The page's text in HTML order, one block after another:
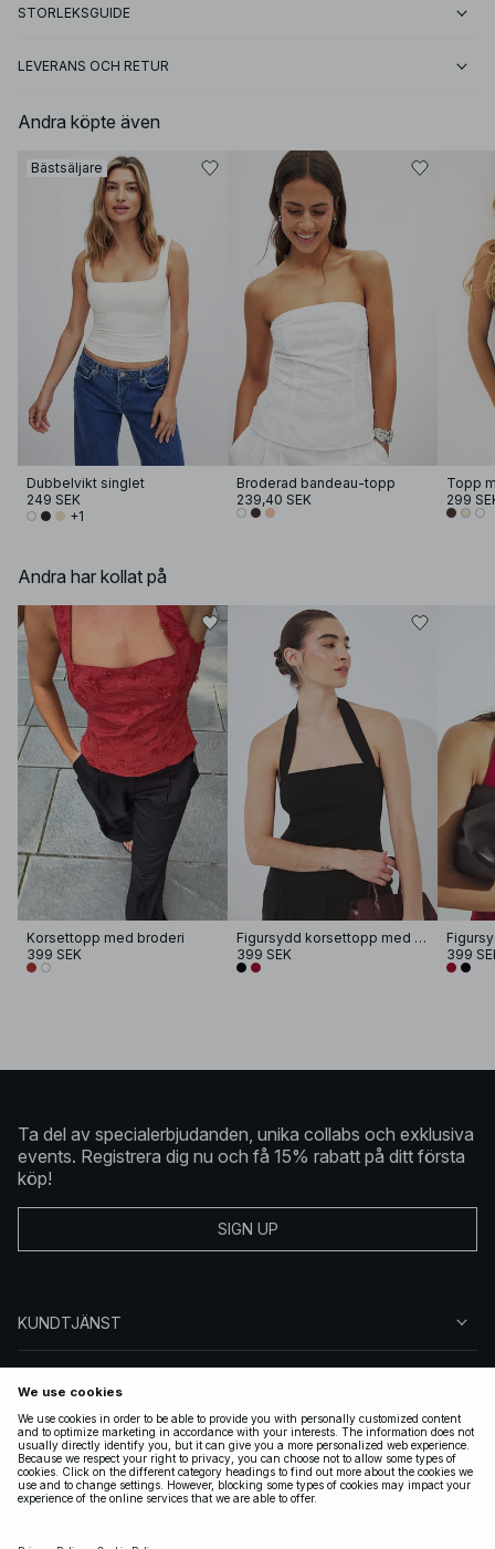
STORLEKSGUIDE
LEVERANS OCH RETUR
Andra köpte även
Bästsäljare
Dubbelvikt singlet
249 SEK
+1
Broderad bandeau-topp
239,40 SEK
Topp
299
Andra har kollat på
Korsettopp med broderi
399 SEK
Figursydd korsettopp med halterneck
399 SEK
399
Ta del av specialerbjudanden, unika collabs och exklusiva
events. Registrera dig nu och få 15% rabatt på ditt första
köp!
SIGN UP
KUNDTJÄNST
FÖLJ OSS
JURIDISKT